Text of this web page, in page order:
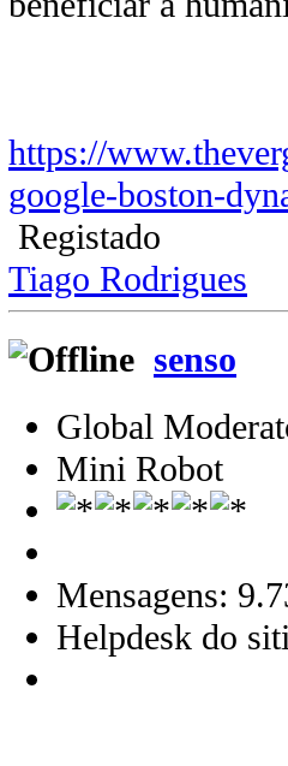
https://
google-boston-
Registado
Tiago Rodrigues
senso
Global
Mini Robot
Mensagens:
Helpdesk do